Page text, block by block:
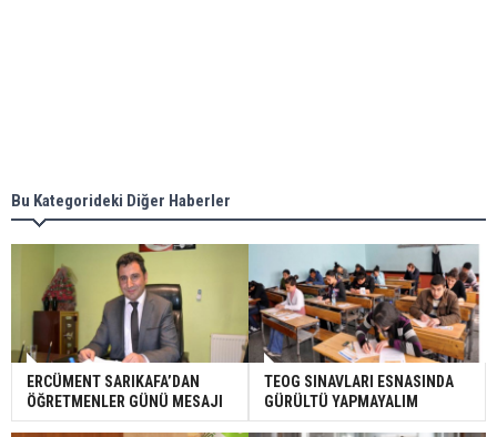
Bu Kategorideki Diğer Haberler
ERCÜMENT SARIKAFA’DAN
ÖĞRETMENLER GÜNÜ MESAJI
TEOG SINAVLARI ESNASINDA
GÜRÜLTÜ YAPMAYALIM